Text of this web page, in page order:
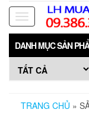
Skip
the
content
Toggle
navigation
DANH MỤC SẢN
TRANG CHỦ »